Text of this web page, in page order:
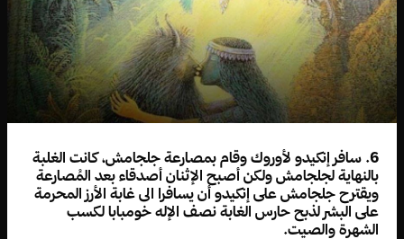
6. سافر إنكيدو لأوروك وقام بمصارعة جلجامش، كانت الغلبة
بالنهاية لجلجامش ولكن أصبح الإثنان أصدقاء بعد المُصارعة
ويقترح جلجامش على إنكيدو أن يسافرا الى غابة الأرز المحرمة
على البشر لذبح حارس الغابة نصف الإله خومبابا لكسب
الشهرة والصيت.